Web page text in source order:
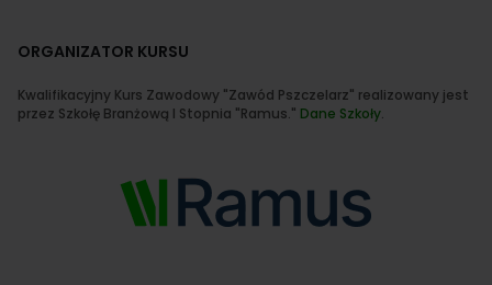
ORGANIZATOR KURSU
Kwalifikacyjny Kurs Zawodowy "Zawód Pszczelarz" realizowany jest
przez Szkołę Branżową I Stopnia "Ramus." Dane Szkoły.